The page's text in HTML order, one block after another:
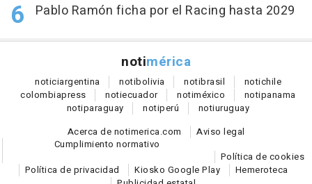
Pablo Ramón ficha por el Racing hasta 2029
notimérica
noticiargentina notibolivia notibrasil notichile
colombiapress notiecuador notiméxico notipanama
notiparaguay notiperú notiuruguay
Acerca de notimerica.com
Aviso legal
Cumplimiento normativo
Política de cookies
Política de privacidad
Kiosko Google Play
Hemeroteca